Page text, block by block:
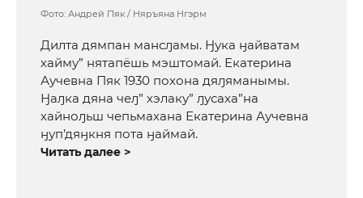
Фото: Андрей Пяк / Няръяна Нгэрм
Дилта дямпан мансԓамы. Ӈука ӈайватам
хайму” нятапёшь мэштомай. Екатерина
Аучевна Пяк 1930 похона дяԓяманымы.
Ӈаԓка дяна чеԓ” хэлаку” ԓусаха”на
хайноԓьш чепьмахана Екатерина Аучевна
ӈуп’дяӈкня пота ӈаймай.
Читать далее >